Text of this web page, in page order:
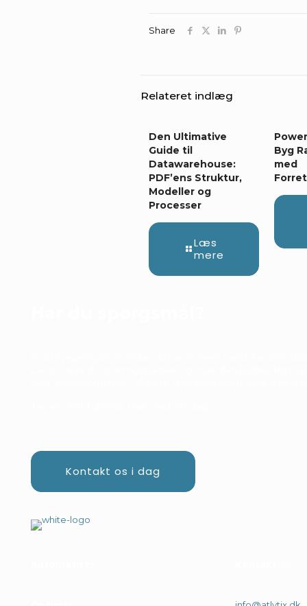
Share
Relateret indlæg
Den Ultimative
Guide til
Datawarehouse:
PDF’ens Struktur,
Modeller og
Processer
Læs
mere
Byg
med
Kontakt os i dag